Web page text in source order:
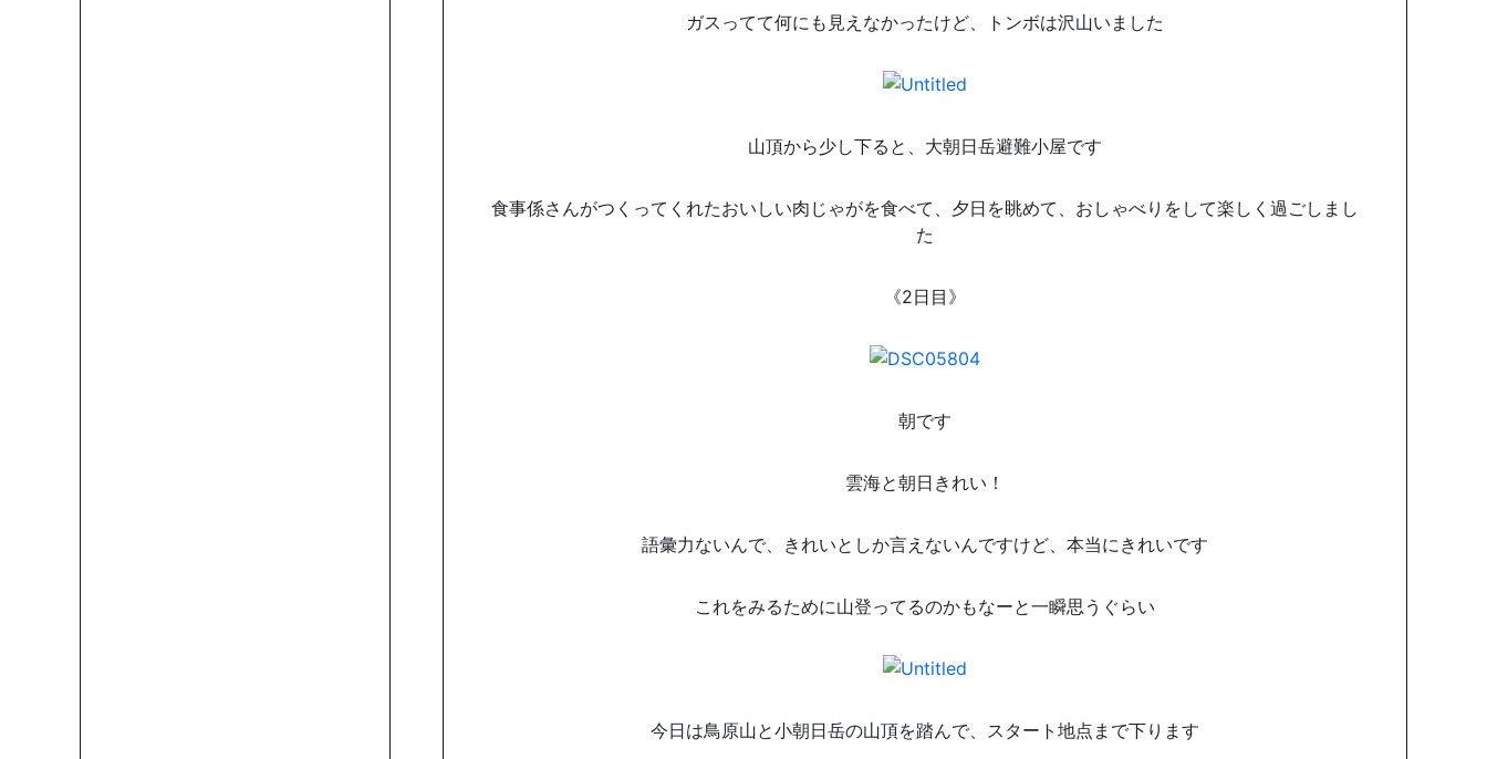
ガスってて何にも見えなかったけど、トンボは沢山いました
山頂から少し下ると、大朝日岳避難小屋です
食事係さんがつくってくれたおいしい肉じゃがを食べて、夕日を眺めて、おしゃべりをして楽しく過ごしまし
た
《2日目》
朝です
雲海と朝日きれい！
語彙力ないんで、きれいとしか言えないんですけど、本当にきれいです
これをみるために山登ってるのかもなーと一瞬思うぐらい
今日は鳥原山と小朝日岳の山頂を踏んで、スタート地点まで下ります